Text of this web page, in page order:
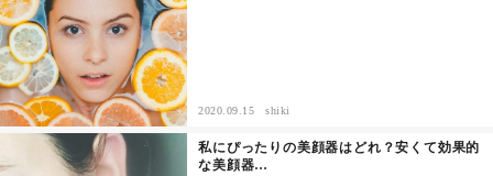
出会い
合コン・街コン
マッチングアプリ
2020.09.15 shiki
私にぴったりの美顔器はどれ？安くて効果的
な美顔器…